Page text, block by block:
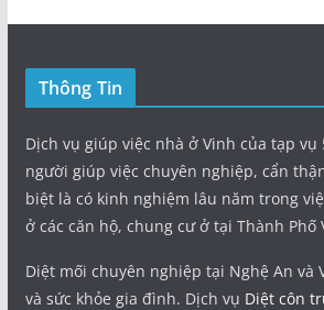
Thông Tin
Dịch vụ giúp việc nhà ở Vinh của tạp vụ
người giúp việc chuyên nghiệp, cẩn
biệt là có kinh nghiệm lâu năm trong
ở các căn hộ, chung cư ở tại Thành Phố
Diệt mối chuyên nghiệp tại Nghệ An và
và sức khỏe gia đình. Dịch vụ Diệt côn